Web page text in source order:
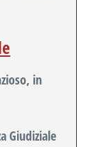
in
Giudiziale